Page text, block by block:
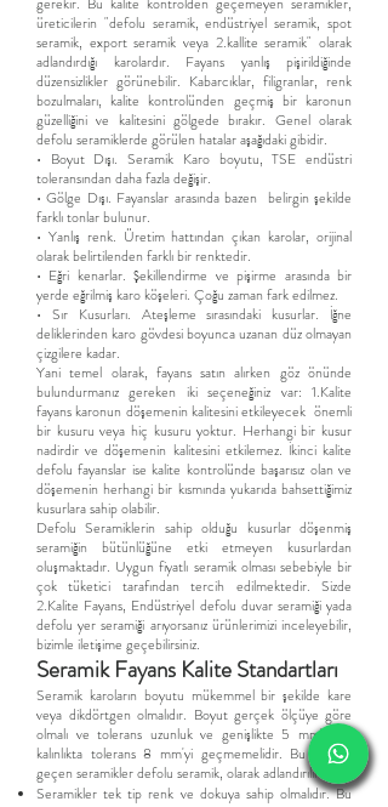
üreticilerin "defolu seramik, endüstriyel seramik, spot
seramik, export seramik veya 2.kallite seramik" olarak
adlandırdığı karolardır. Fayans yanlış pişirildiğinde
düzensizlikler görünebilir. Kabarcıklar, filigranlar, renk
bozulmaları, kalite kontrolünden geçmiş bir karonun
güzelliğini ve kalitesini gölgede bırakır. Genel olarak
defolu seramiklerde görülen hatalar aşağıdaki gibidir.
• Boyut Dışı. Seramik Karo boyutu, TSE endüstri
toleransından daha fazla değişir.
• Gölge Dışı. Fayanslar arasında bazen belirgin şekilde
farklı tonlar bulunur.
• Yanlış renk. Üretim hattından çıkan karolar, orijinal
olarak belirtilenden farklı bir renktedir.
• Eğri kenarlar. Şekillendirme ve pişirme arasında bir
yerde eğrilmiş karo köşeleri. Çoğu zaman fark edilmez.
• Sır Kusurları. Ateşleme sırasındaki kusurlar. İğne
deliklerinden karo gövdesi boyunca uzanan düz olmayan
çizgilere kadar.
Yani temel olarak, fayans satın alırken göz önünde
bulundurmanız gereken iki seçeneğiniz var: 1.Kalite
fayans karonun döşemenin kalitesini etkileyecek önemli
bir kusuru veya hiç kusuru yoktur. Herhangi bir kusur
nadirdir ve döşemenin kalitesini etkilemez. İkinci kalite
defolu fayanslar ise kalite kontrolünde başarısız olan ve
döşemenin herhangi bir kısmında yukarıda bahsettiğimiz
kusurlara sahip olabilir.
Defolu Seramiklerin sahip olduğu kusurlar döşenmiş
seramiğin bütünlüğüne etki etmeyen kusurlardan
oluşmaktadır. Uygun fiyatlı seramik olması sebebiyle bir
çok tüketici tarafından tercih edilmektedir. Sizde
2.Kalite Fayans, Endüstriyel defolu duvar seramiği yada
defolu yer seramiği arıyorsanız ürünlerimizi inceleyebilir,
bizimle iletişime geçebilirsiniz.
​Seramik Fayans Kalite Standartları
Seramik karoların boyutu mükemmel bir şekilde kare
veya dikdörtgen olmalıdır. Boyut gerçek ölçüye göre
olmalı ve tolerans uzunluk ve genişlikte 5 mm'yi ve
kalınlıkta tolerans 8 mm'yi geçmemelidir. Bu sınırları
geçen seramikler defolu seramik, olarak adlandırılır.
Seramikler tek tip renk ve dokuya sahip olmalıdır. Bu